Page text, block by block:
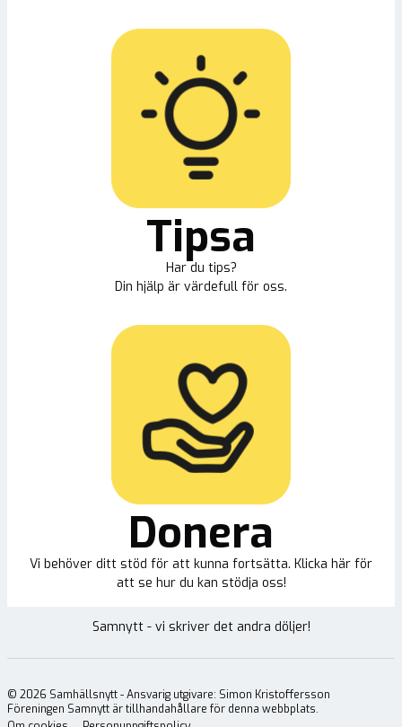
Tipsa
Har du tips?
Din hjälp är värdefull för oss.
Donera
Vi behöver ditt stöd för att kunna fortsätta. Klicka här för
att se hur du kan stödja oss!
Samnytt - vi skriver det andra döljer!
© 2026 Samhällsnytt - Ansvarig utgivare: Simon Kristoffersson
Föreningen Samnytt är tillhandahållare för denna webbplats.